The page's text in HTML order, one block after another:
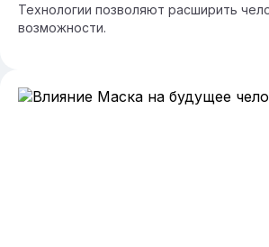
Технологии позволяют расширить
возможности.